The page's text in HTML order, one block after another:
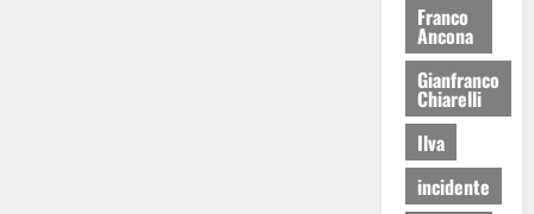
Franco
Ancona
Gianfranco
Chiarelli
Ilva
incidente